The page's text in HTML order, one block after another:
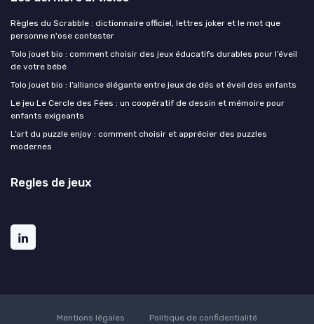
Règles du Scrabble : dictionnaire officiel, lettres joker et le mot que
personne n'ose contester
Tolo jouet bio : comment choisir des jeux éducatifs durables pour l’éveil
de votre bébé
Tolo jouet bio : l’alliance élégante entre jeux de dés et éveil des enfants
Le jeu Le Cercle des Fées : un coopératif de dessin et mémoire pour
enfants exigeants
L’art du puzzle enjoy : comment choisir et apprécier des puzzles
modernes
Regles de jeux
Mentions légales Politique de confidentialité